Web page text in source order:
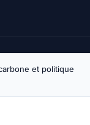
et politique